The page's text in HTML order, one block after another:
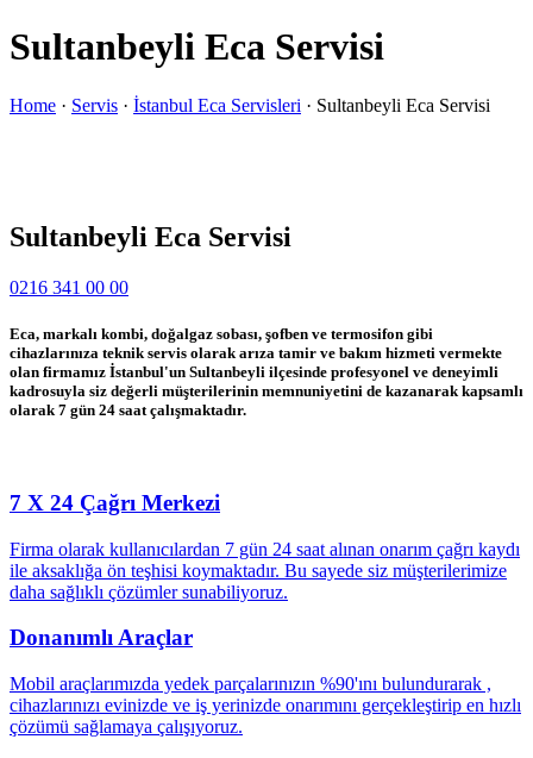
Sultanbeyli Eca Servisi
Home · Servis · İstanbul Eca Servisleri · Sultanbeyli Eca Servisi
Sultanbeyli Eca Servisi
0216 341 00 00
Eca, markalı kombi, doğalgaz sobası, şofben ve termosifon gibi
cihazlarınıza teknik servis olarak arıza tamir ve bakım hizmeti vermekte
olan firmamız İstanbul'un Sultanbeyli ilçesinde profesyonel ve deneyimli
kadrosuyla siz değerli müşterilerinin memnuniyetini de kazanarak kapsamlı
olarak 7 gün 24 saat çalışmaktadır.
7 X 24 Çağrı Merkezi
Firma olarak kullanıcılardan 7 gün 24 saat alınan onarım çağrı kaydı
ile aksaklığa ön teşhisi koymaktadır. Bu sayede siz müşterilerimize
daha sağlıklı çözümler sunabiliyoruz.
Donanımlı Araçlar
Mobil araçlarımızda yedek parçalarınızın %90'ını bulundurarak ,
cihazlarınızı evinizde ve iş yerinizde onarımını gerçekleştirip en hızlı
çözümü sağlamaya çalışıyoruz.